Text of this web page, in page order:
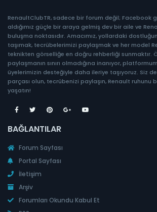
RenaultClubTR, sadece bir forum değil; Facebook
aldığımız güçle bir araya gelmiş dev bir aile ve
buluşma noktasıdır. Amacımız, yollardaki
taşımak, tecrübelerimizi paylaşmak ve her model
teknikten görselliğe en doğru rehberliği sunmaktır.
paylaşmanın sınırı olmadığına inanıyor,
üyelerimizin desteğiyle daha ileriye taşıyoruz. Siz
parçası olun, tecrübenizi paylaşın, Renault ruhunu
yaşatın!
BAĞLANTILAR
Forum Sayfası
Portal Sayfası
İletişim
Arşiv
Forumları Okundu Kabul Et